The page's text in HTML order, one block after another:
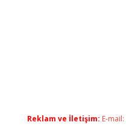
Reklam ve İletişim: E-mail: